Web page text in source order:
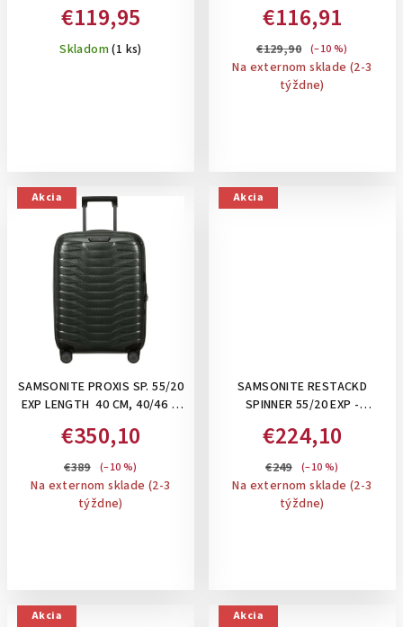
KUFOR, BLEDOMODRÝ
€119,95
Skladom(1 ks)
PRÍRUČNÝ KUFOR ,
ROZŠÍRITEĽNÝ NA 44 L: NAVY
BLUE
€116,91
€129,90 (–10 %)
Na externom sklade (2-3
týždne)
Akcia
SAMSONITE PROXIS SP. 55/20
EXP LENGTH 40 CM, 40/46 L-
KUFOR 55X40X20-23 CM:
MATT CLIMBING IVY
€350,10
€389 (–10 %)
Na externom sklade (2-3
týždne)
Akcia
SAMSONITE RESTACKD
SPINNER 55/20 EXP -
39/45 L KUFOR S
ORGANIZÉROM A
PERSONALIZAČNÝMI
NÁLEPKAMI: GLACIER
€224,10
€249 (–10 %)
Na externom sklade (2-3
týždne)
Akcia Akcia